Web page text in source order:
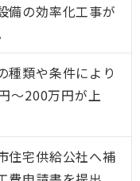
備の効率化工事が
種類や条件により
～200万円が上
住宅供給公社へ補